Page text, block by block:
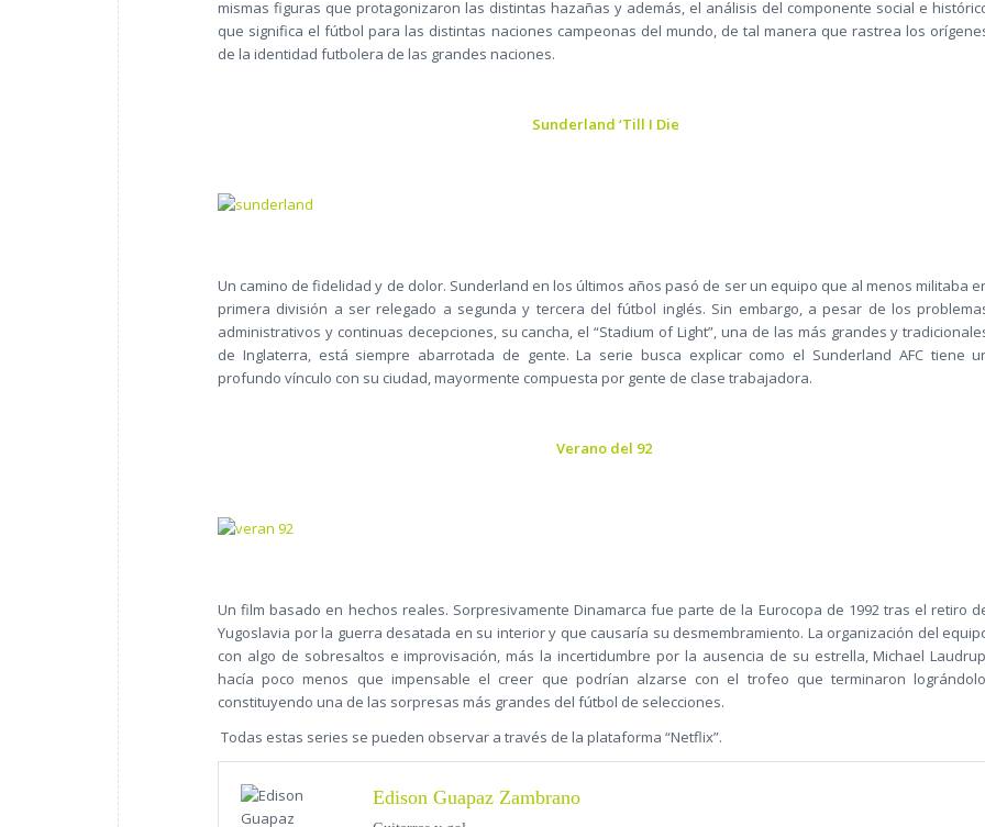
mismas figuras que protagonizaron las distintas hazañas y además, el análisis del componente social e
que significa el fútbol para las distintas naciones campeonas del mundo, de tal manera que rastrea los
de la identidad futbolera de las grandes naciones.
Sunderland ‘Till I Die
Un camino de fidelidad y de dolor. Sunderland en los últimos años pasó de ser un equipo que al menos militaba
primera división a ser relegado a segunda y tercera del fútbol inglés. Sin embargo, a pesar de los
administrativos y continuas decepciones, su cancha, el “Stadium of Light”, una de las más grandes y
de Inglaterra, está siempre abarrotada de gente. La serie busca explicar como el Sunderland AFC tiene
profundo vínculo con su ciudad, mayormente compuesta por gente de clase trabajadora.
Verano del 92
Un film basado en hechos reales. Sorpresivamente Dinamarca fue parte de la Eurocopa de 1992 tras el retiro
Yugoslavia por la guerra desatada en su interior y que causaría su desmembramiento. La organización del
con algo de sobresaltos e improvisación, más la incertidumbre por la ausencia de su estrella, Michael
hacía poco menos que impensable el creer que podrían alzarse con el trofeo que terminaron
constituyendo una de las sorpresas más grandes del fútbol de selecciones.
Todas estas series se pueden observar a través de la plataforma “Netflix”.
Edison Guapaz Zambrano